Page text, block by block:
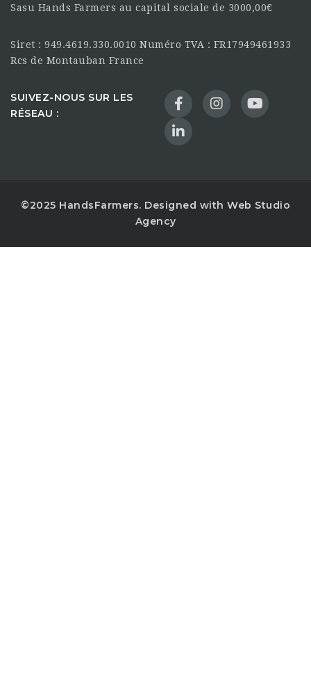
Sasu Hands Farmers au capital sociale de 3000,00€
Siret : 949.4619.330.0010 Numéro TVA : FR17949461933
Rcs de Montauban France
SUIVEZ-NOUS SUR LES
RÉSEAU :
©2025 HandsFarmers. Designed with Web Studio
Agency